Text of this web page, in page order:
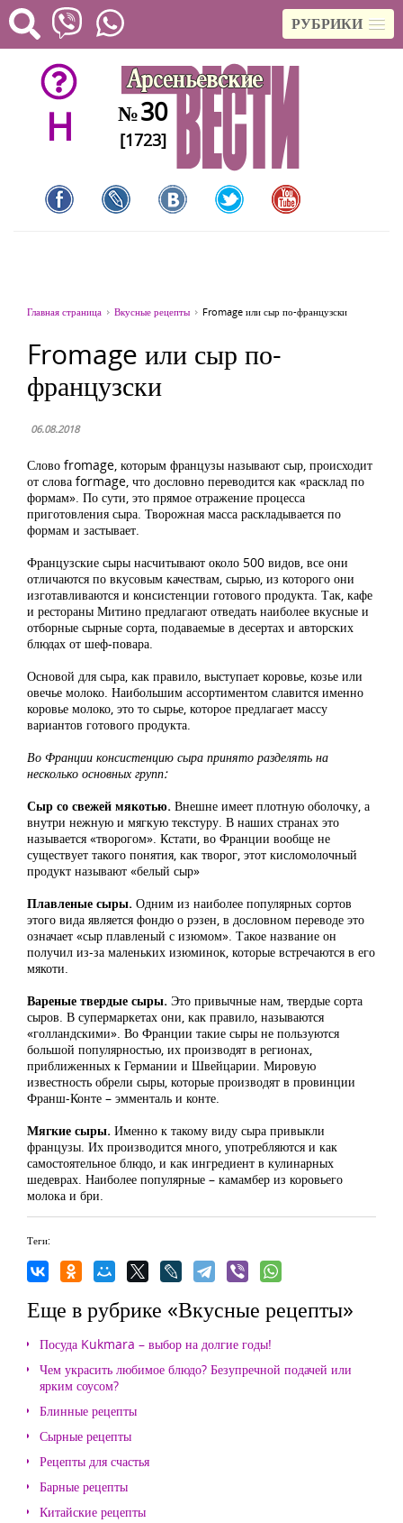
РУБРИКИ
H №30
[1723]
Главная страница Вкусные рецепты Fromage или сыр по-французски
Fromage или сыр по-
французски
06.08.2018
Слово fromage, которым французы называют сыр, происходит
от слова formage, что дословно переводится как «расклад по
формам». По сути, это прямое отражение процесса
приготовления сыра. Творожная масса раскладывается по
формам и застывает.
Французские сыры насчитывают около 500 видов, все они
отличаются по вкусовым качествам, сырью, из которого они
изготавливаются и консистенции готового продукта. Так, кафе
и рестораны Митино предлагают отведать наиболее вкусные и
отборные сырные сорта, подаваемые в десертах и авторских
блюдах от шеф-повара.
Основой для сыра, как правило, выступает коровье, козье или
овечье молоко. Наибольшим ассортиментом славится именно
коровье молоко, это то сырье, которое предлагает массу
вариантов готового продукта.
Во Франции консистенцию сыра принято разделять на
несколько основных групп:
Сыр со свежей мякотью. Внешне имеет плотную оболочку, а
внутри нежную и мягкую текстуру. В наших странах это
называется «творогом». Кстати, во Франции вообще не
существует такого понятия, как творог, этот кисломолочный
продукт называют «белый сыр»
Плавленые сыры. Одним из наиболее популярных сортов
этого вида является фондю о рэзен, в дословном переводе это
означает «сыр плавленый с изюмом». Такое название он
получил из-за маленьких изюминок, которые встречаются в его
мякоти.
Вареные твердые сыры. Это привычные нам, твердые сорта
сыров. В супермаркетах они, как правило, называются
«голландскими». Во Франции такие сыры не пользуются
большой популярностью, их производят в регионах,
приближенных к Германии и Швейцарии. Мировую
известность обрели сыры, которые производят в провинции
Франш-Конте – эмменталь и конте.
Мягкие сыры. Именно к такому виду сыра привыкли
французы. Их производится много, употребляются и как
самостоятельное блюдо, и как ингредиент в кулинарных
шедеврах. Наиболее популярные – камамбер из коровьего
молока и бри.
Теги:
Еще в рубрике «Вкусные рецепты»
Посуда Kukmara – выбор на долгие годы!
Чем украсить любимое блюдо? Безупречной подачей или
ярким соусом?
Блинные рецепты
Сырные рецепты
Рецепты для счастья
Барные рецепты
Китайские рецепты